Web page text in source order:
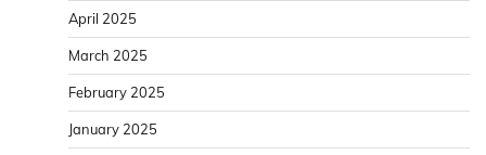
April 2025
March 2025
February 2025
January 2025